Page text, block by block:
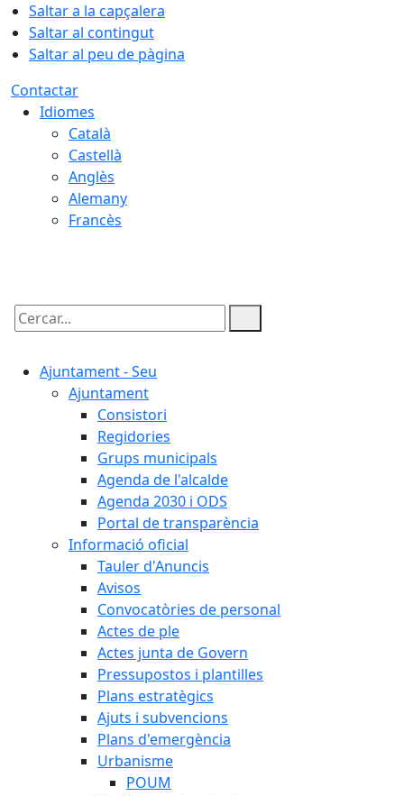
Saltar a la capçalera
Saltar al contingut
Saltar al peu de pàgina
Contactar
Idiomes
Català
Castellà
Anglès
Alemany
Francès
Cercar:
Ajuntament - Seu
Ajuntament
Consistori
Regidories
Grups municipals
Agenda de l'alcalde
Agenda 2030 i ODS
Portal de transparència
Informació oficial
Tauler d'Anuncis
Avisos
Convocatòries de personal
Actes de ple
Actes junta de Govern
Pressupostos i plantilles
Plans estratègics
Ajuts i subvencions
Plans d'emergència
Urbanisme
POUM